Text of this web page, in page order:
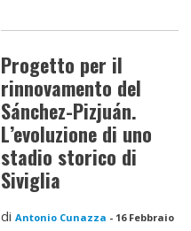
Progetto per il
rinnovamento del
Sánchez-Pizjuán.
L’evoluzione di uno
stadio storico di
Siviglia
di Antonio Cunazza - 16 Febbraio